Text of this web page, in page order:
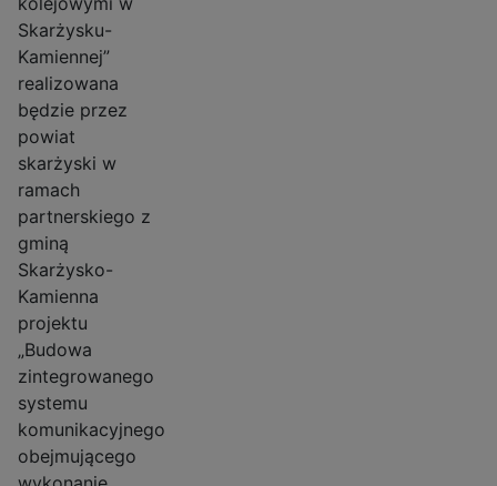
Skarżysku-
Kamiennej”
realizowana
będzie przez
powiat
skarżyski w
ramach
partnerskiego z
gminą
Skarżysko-
Kamienna
projektu
„Budowa
zintegrowanego
systemu
komunikacyjnego
obejmującego